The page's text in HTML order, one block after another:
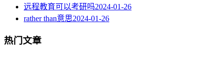
远程教育可以考研吗2024-01-26
rather than意思2024-01-26
热门文章